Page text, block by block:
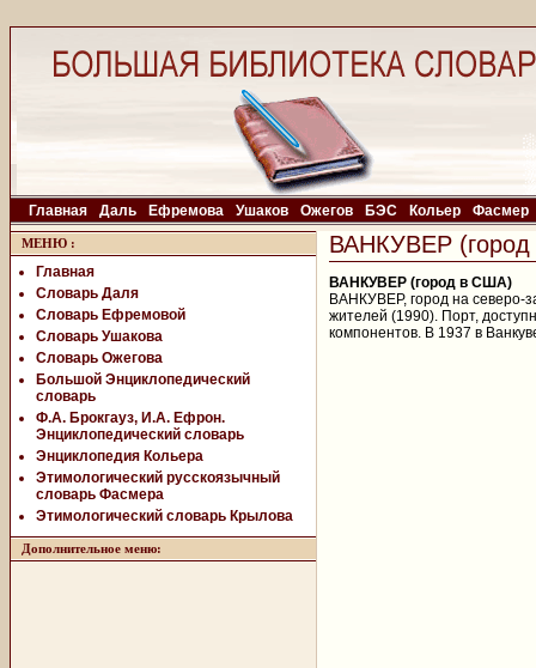
Главная Даль Ефремова Ушаков Ожегов БЭС Кольер Фасмер
МЕНЮ :
Главная
Словарь Даля
Словарь Ефремовой
Словарь Ушакова
Словарь Ожегова
Большой Энциклопедический
словарь
Ф.А. Брокгауз, И.А. Ефрон.
Энциклопедический словарь
Энциклопедия Кольера
Этимологический русскоязычный
словарь Фасмера
Этимологический словарь Крылова
Дополнительное меню:
ВАНКУВЕР
ВАНКУВЕР (город в США)
ВАНКУВЕР, город на северо-
жителей (1990). Порт,
компонентов. В 1937 в